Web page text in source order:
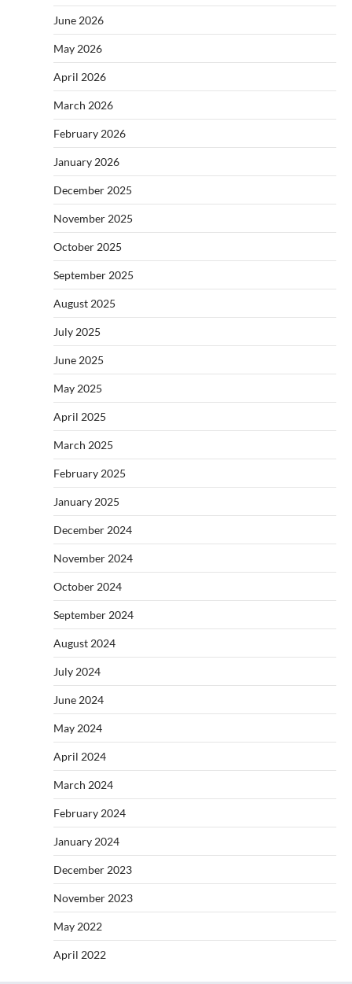
June 2026
May 2026
April 2026
March 2026
February 2026
January 2026
December 2025
November 2025
October 2025
September 2025
August 2025
July 2025
June 2025
May 2025
April 2025
March 2025
February 2025
January 2025
December 2024
November 2024
October 2024
September 2024
August 2024
July 2024
June 2024
May 2024
April 2024
March 2024
February 2024
January 2024
December 2023
November 2023
May 2022
April 2022